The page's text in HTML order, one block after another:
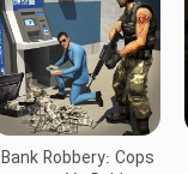
Bank Robbery: Cops